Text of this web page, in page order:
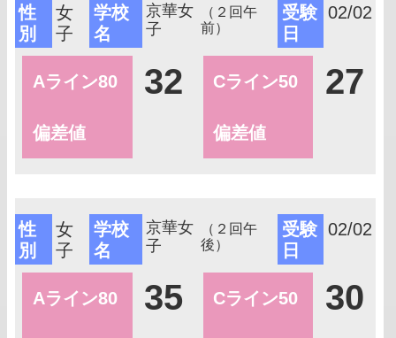
性
別
女
子
学校
名
京華女
子
（２回午
前）
受験
日
02/02
Aライン80
偏差値
32 Cライン50
偏差値
27
性
別
女
子
学校
名
京華女
子
（２回午
後）
受験
日
02/02
Aライン80 35 Cライン50 30